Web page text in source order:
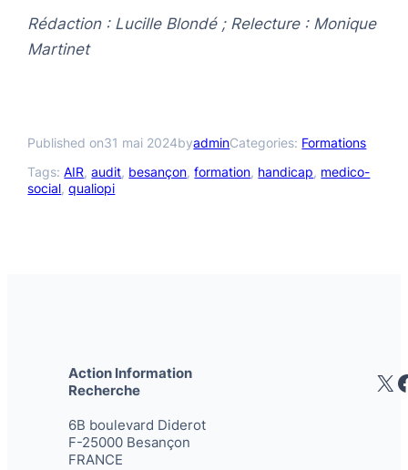
Rédaction : Lucille Blondé ; Relecture : Monique
Martinet
Published on31 mai 2024byadminCategories: Formations
Tags:AIR, audit, besançon, formation, handicap, medico-
social, qualiopi
Action Information
Recherche
6B boulevard Diderot
F-25000 Besançon
FRANCE
X